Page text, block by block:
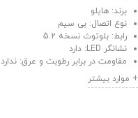
برند: هایلو
نوع اتصال: بی سیم
رابط: بلوتوث نسخه 5.2
نشانگر LED: دارد
مقاومت در برابر رطوبت و عرق: ندارد